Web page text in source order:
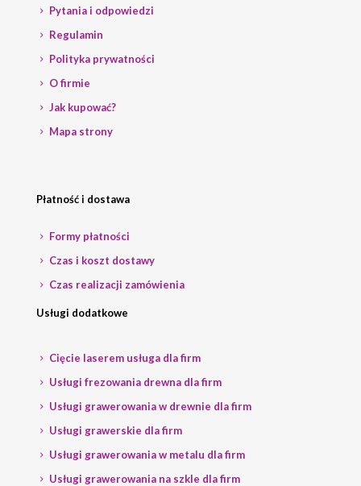
Pytania i odpowiedzi
Regulamin
Polityka prywatności
O firmie
Jak kupować?
Mapa strony
Płatność i dostawa
Formy płatności
Czas i koszt dostawy
Czas realizacji zamówienia
Usługi dodatkowe
Cięcie laserem usługa dla firm
Usługi frezowania drewna dla firm
Usługi grawerowania w drewnie dla firm
Usługi grawerskie dla firm
Usługi grawerowania w metalu dla firm
Usługi grawerowania na szkle dla firm